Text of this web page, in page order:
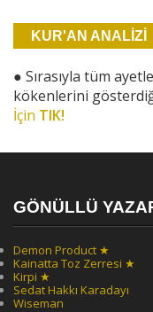
KUR'AN ANALİZİ
● Sırasıyla tüm
kökenlerini
İçin TIK!
GÖNÜLLÜ
Demon Product ★
Kainatta Toz Zerresi ★
Kirpi ★
Sedat Hakkı Karadayı
Wiseman